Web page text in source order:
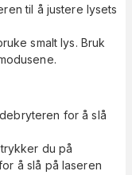
til å justere lysets
smalt lys. Bruk
for å slå
du på
å slå på laseren